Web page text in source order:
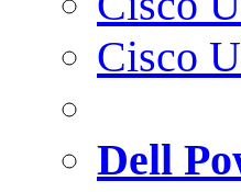
Cisco
Dell